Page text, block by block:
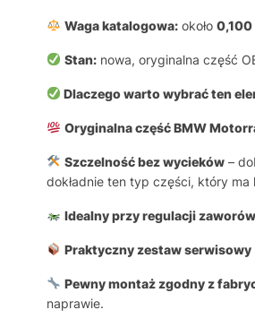
Waga katalogowa:około 0,100
Stan:nowa, oryginalna część
Dlaczego warto wybrać ten
Oryginalna część BMW
Szczelność bez wycieków–
dokładnie ten typ części, który
Idealny przy regulacji
Praktyczny zestaw serwisowy
Pewny montaż zgodny z
naprawie.